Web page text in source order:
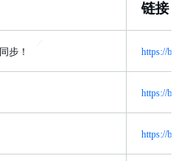
链接
步！ https://
https://
https://